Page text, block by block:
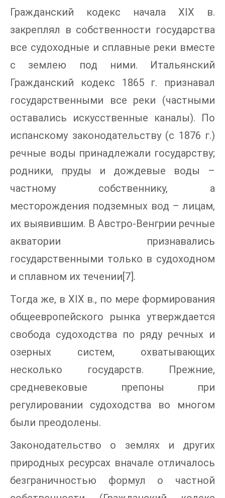
Гражданский кодекс начала XIX в.
закреплял в собственности государства
все судоходные и сплавные реки вместе
с землею под ними. Итальянский
Гражданский кодекс 1865 г. признавал
государственными все реки (частными
оставались искусственные каналы). По
испанскому законодательству (с 1876 г.)
речные воды принадлежали государству;
родники, пруды и дождевые воды –
частному собственнику, а
месторождения подземных вод – лицам,
их выявившим. В Австро-Венгрии речные
акватории признавались
государственными только в судоходном
и сплавном их течении[7].
Тогда же, в XIX в., по мере формирования
общеевропейского рынка утверждается
свобода судоходства по ряду речных и
озерных систем, охватывающих
несколько государств. Прежние,
средневековые препоны при
регулировании судоходства во многом
были преодолены.
Законодательство о землях и других
природных ресурсах вначале отличалось
безграничностью формул о частной